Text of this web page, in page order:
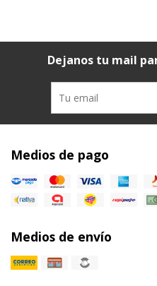
Dejanos tu mail
Medios de pago
Medios de envío